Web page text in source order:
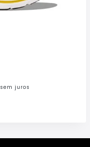
sem juros